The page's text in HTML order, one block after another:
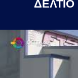
ΔΕΛΤΙΟ